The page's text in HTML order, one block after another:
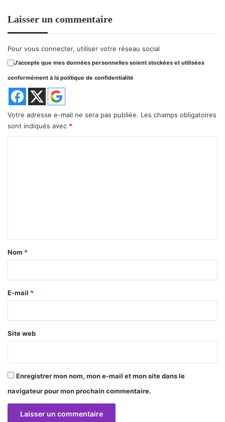
Laisser un commentaire
Pour vous connecter, utiliser votre réseau social
J'accepte que mes données personnelles soient stockées et utilisées
conformément à la politique de confidentialité
Votre adresse e-mail ne sera pas publiée. Les champs obligatoires
sont indiqués avec *
a
r
e
Nom *
E-mail *
Site web
Enregistrer mon nom, mon e-mail et mon site dans le
navigateur pour mon prochain commentaire.